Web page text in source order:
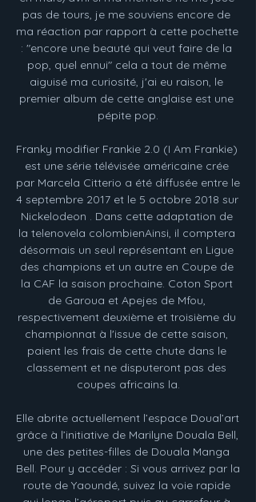
pas de tours, je me souviens encore de
ma réaction par rapport à cette pochette
: "encore une beauté qui veut faire de la
pop, quel ennui" cela a tout de même
aiguisé ma curiosité, j'ai eu raison, le
premier album de cette anglaise est une
pépite pop.
Franky modifier Frankie 2.0 (I Am Frankie)
est une série télévisée américaine crée
par Marcela Citterio a été diffusée entre le
4 septembre 2017 et le 5 octobre 2018 sur
Nickelodeon . Dans cette adaptation de
la telenovela colombienAinsi, il comptera
désormais un seul représentant en Ligue
des champions et un autre en Coupe de
la CAF la saison prochaine. Coton Sport
de Garoua et Apejes de Mfou,
respectivement deuxième et troisième du
championnat à l'issue de cette saison,
paient les frais de cette chute dans le
classement et ne disputeront pas des
coupes africains la.
Elle abrite actuellement l’espace Doual’art
grâce à l’initiative de Marilyne Douala Bell,
une des petites-filles de Douala Manga
Bell. Pour y accéder : Si vous arrivez par la
route de Yaoundé, suivez la voie rapide